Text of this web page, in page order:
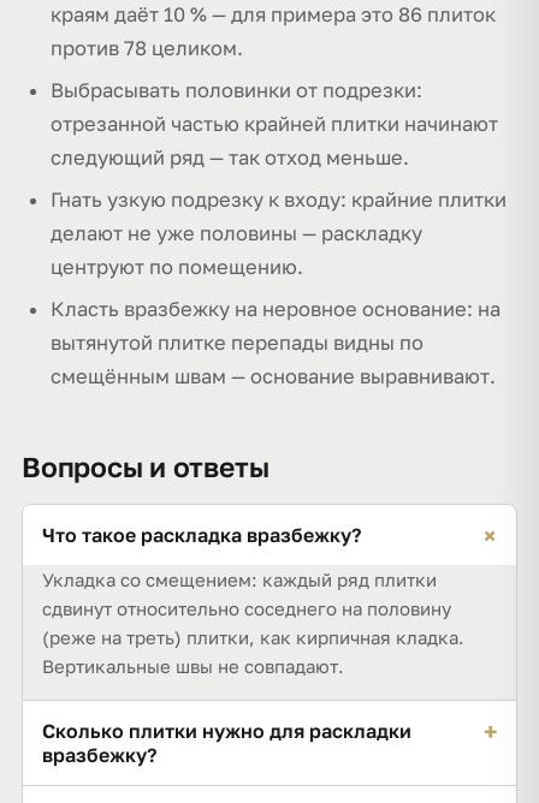
краям даёт 10 % — для примера это 86 плиток
против 78 целиком.
Выбрасывать половинки от подрезки:
отрезанной частью крайней плитки начинают
следующий ряд — так отход меньше.
Гнать узкую подрезку к входу: крайние плитки
делают не уже половины — раскладку
центруют по помещению.
Класть вразбежку на неровное основание: на
вытянутой плитке перепады видны по
смещённым швам — основание выравнивают.
Вопросы и ответы
Что такое раскладка вразбежку? +
Укладка со смещением: каждый ряд плитки
сдвинут относительно соседнего на половину
(реже на треть) плитки, как кирпичная кладка.
Вертикальные швы не совпадают.
Сколько плитки нужно для раскладки
вразбежку?
+